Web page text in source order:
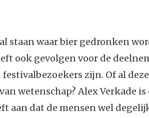
staan waar bier gedronken
ook gevolgen voor de
zijn. Of al
wetenschap? Alex Verkade
aan dat de mensen wel